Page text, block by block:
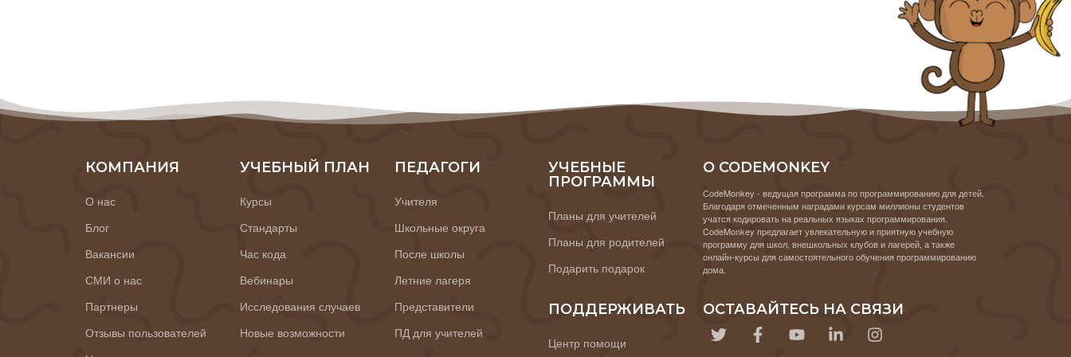
КОМПАНИЯ
О нас
Блог
Вакансии
СМИ о нас
Партнеры
Отзывы пользователей
УЧЕБНЫЙ ПЛАН
Курсы
Стандарты
Час кода
Вебинары
Исследования случаев
Новые возможности
ПЕДАГОГИ
Учителя
Школьные округа
После школы
Летние лагеря
Представители
ПД для учителей
УЧЕБНЫЕ
ПРОГРАММЫ
Планы для учителей
Планы для родителей
Подарить подарок
ПОДДЕРЖИВАТЬ
Центр помощи
О CODEMONKEY
CodeMonkey - ведущая программа по программированию для детей.
Благодаря отмеченным наградами курсам миллионы студентов
учатся кодировать на реальных языках программирования.
CodeMonkey предлагает увлекательную и приятную учебную
программу для школ, внешкольных клубов и лагерей, а также
онлайн-курсы для самостоятельного обучения программированию
дома.
ОСТАВАЙТЕСЬ НА СВЯЗИ